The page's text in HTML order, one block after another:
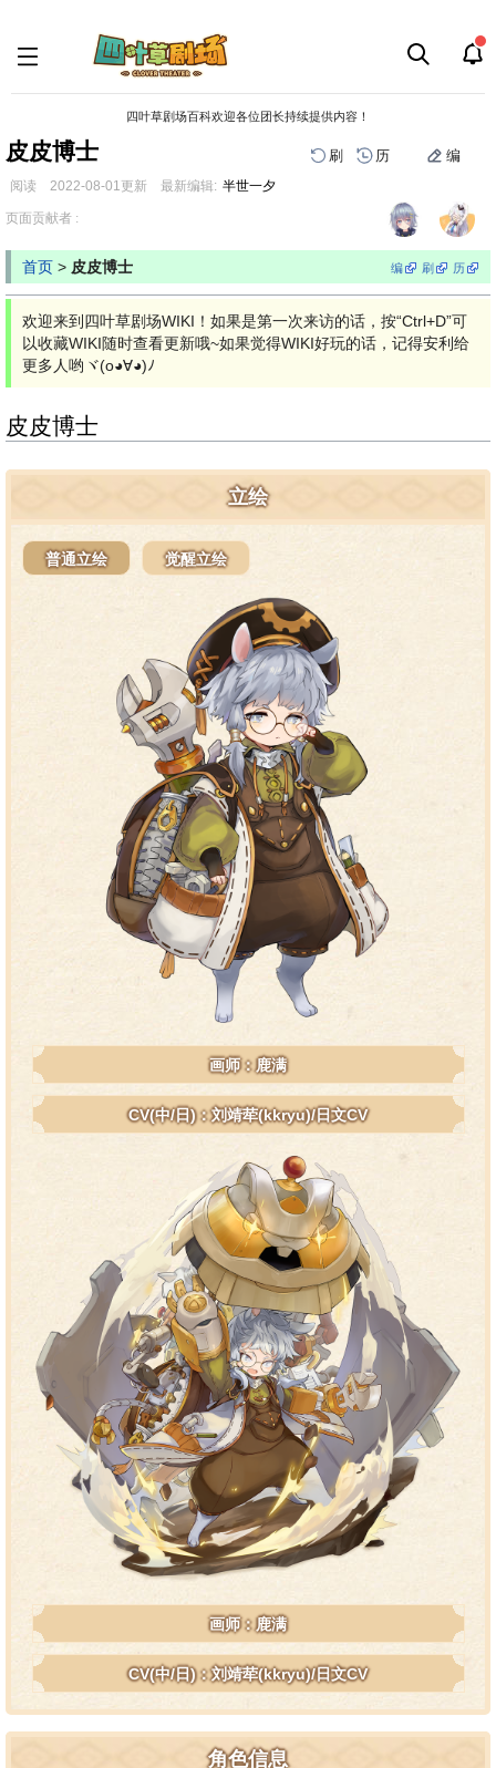
四叶草剧场百科欢迎各位团长持续提供内容！
皮皮博士 刷 历 编
阅读 2022-08-01更新 最新编辑: 半世一夕
跳
导
跳
搜
页面贡献者 :
编 刷 历
首页 > 皮皮博士
欢迎来到四叶草剧场WIKI！如果是第一次来访的话，按“Ctrl+D”可
以收藏WIKI随时查看更新哦~如果觉得WIKI好玩的话，记得安利给
更多人哟ヾ(o◕∀◕)ﾉ
皮皮博士
立绘
普通立绘 觉醒立绘
画师：鹿满
CV(中/日)：刘靖荦(kkryu)/日文CV
画师：鹿满
CV(中/日)：刘靖荦(kkryu)/日文CV
角色信息